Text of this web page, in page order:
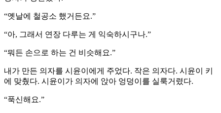
“옛날에 철공소 했거든요.”
“아, 그래서 연장 다루는 게 익숙하시구나.”
“뭐든 손으로 하는 건 비슷해요.”
내가 만든 의자를 시윤이에게 주었다. 작은 의자다. 시윤이 키
에 맞췄다. 시윤이가 의자에 앉아 엉덩이를 실룩거렸다.
“푹신해요.”